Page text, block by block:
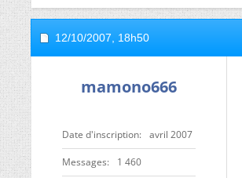
12/10/2007, 18h50
mamono666
Date d'inscription avril 2007
Messages 1 460